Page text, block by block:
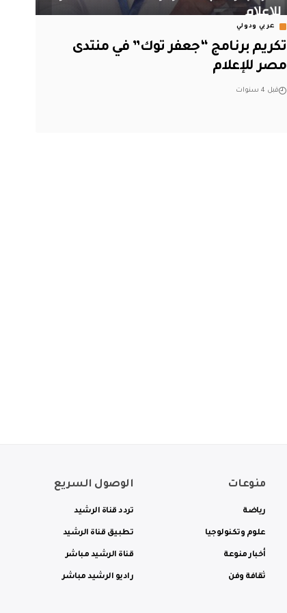
عربي ودولي
تكريم برنامج “جعفر توك” في منتدى
مصر للإعلام
قبل 4 سنوات
منوعات
رياضة
علوم وتكنولوجيا
أخبار منوعة
ثقافة وفن
الوصول السريع
تردد قناة الرشيد
تطبيق قناة الرشيد
قناة الرشيد مباشر
راديو الرشيد مباشر